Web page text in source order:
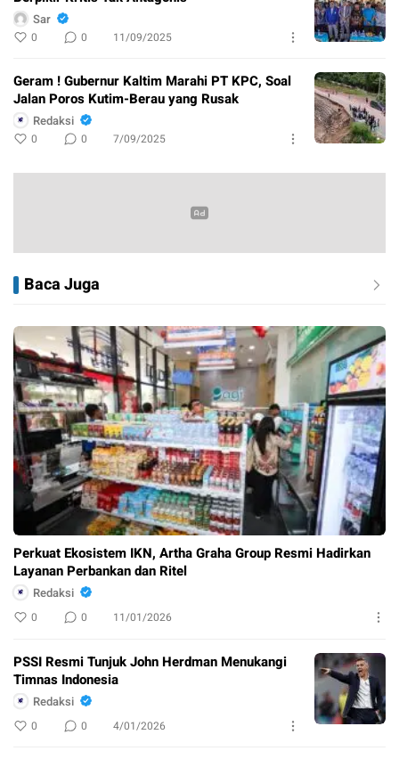
Sar
0 0 11/09/2025
Geram ! Gubernur Kaltim Marahi PT KPC, Soal
Jalan Poros Kutim-Berau yang Rusak
Redaksi
0 0 7/09/2025
Baca Juga
Perkuat Ekosistem IKN, Artha Graha Group Resmi Hadirkan
Layanan Perbankan dan Ritel
Redaksi
0 0 11/01/2026
PSSI Resmi Tunjuk John Herdman Menukangi
Timnas Indonesia
Redaksi
0 0 4/01/2026